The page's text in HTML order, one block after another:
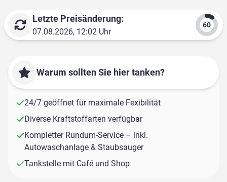
Letzte Preisänderung:
07.08.2026, 12:02 Uhr
Warum sollten Sie hier tanken?
24/7 geöffnet für maximale Fexibilität
Diverse Kraftstoffarten verfügbar
Kompletter Rundum-Service – inkl.
Autowaschanlage & Staubsauger
Tankstelle mit Café und Shop